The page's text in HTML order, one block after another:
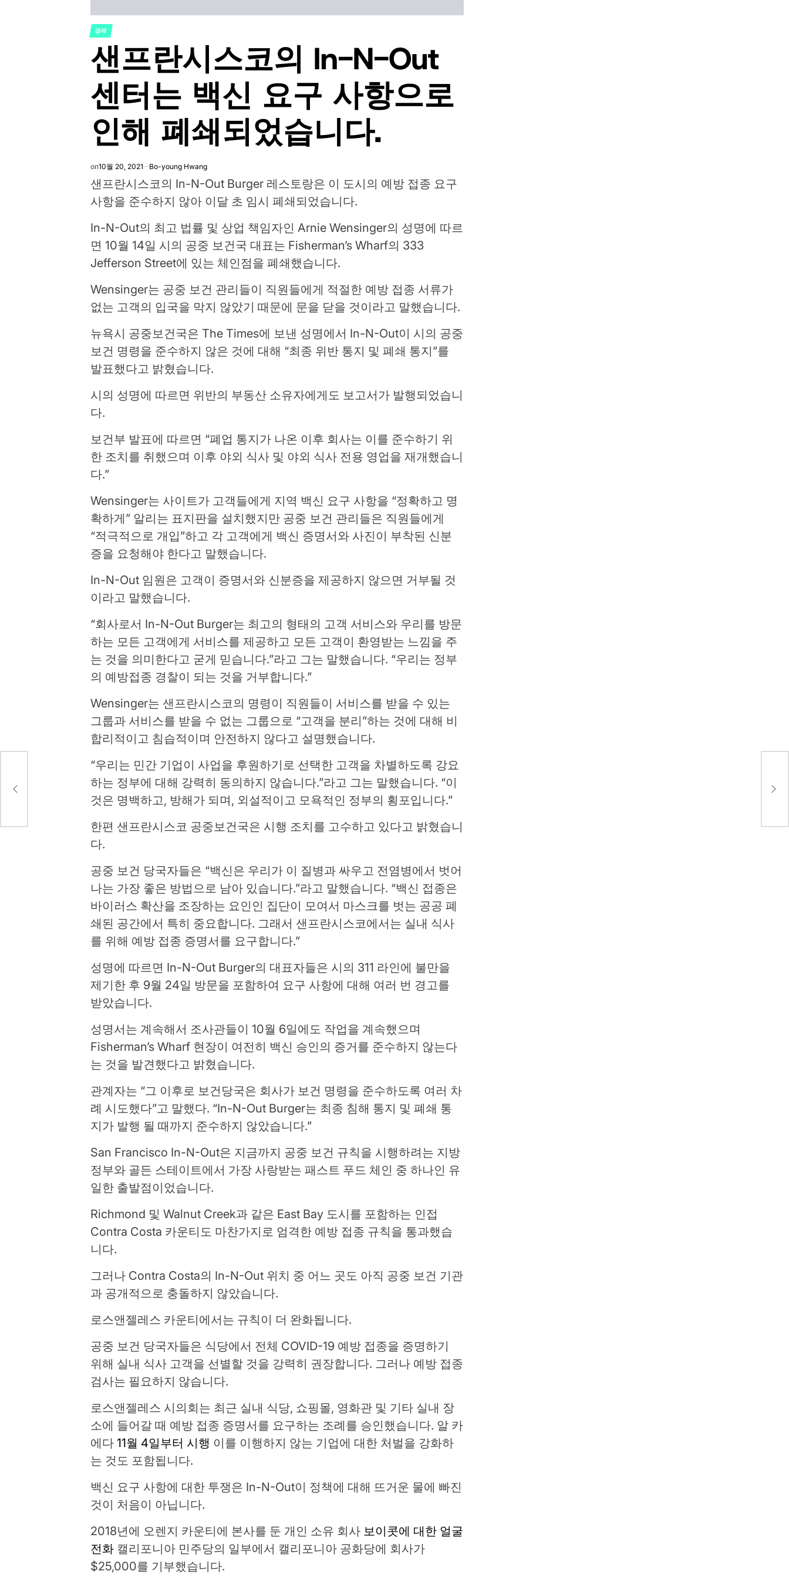
POSTED
경제
샌프란시스코의 In-N-Out
센터는 백신 요구 사항으로
인해 폐쇄되었습니다.
on10월 20, 2021 Bo-young Hwang
샌프란시스코의 In-N-Out Burger 레스토랑은 이 도시의 예방 접종 요구
사항을 준수하지 않아 이달 초 임시 폐쇄되었습니다.
In-N-Out의 최고 법률 및 상업 책임자인 Arnie Wensinger의 성명에 따르
면 10월 14일 시의 공중 보건국 대표는 Fisherman’s Wharf의 333
Jefferson Street에 있는 체인점을 폐쇄했습니다.
Wensinger는 공중 보건 관리들이 직원들에게 적절한 예방 접종 서류가
없는 고객의 입국을 막지 않았기 때문에 문을 닫을 것이라고 말했습니다.
뉴욕시 공중보건국은 The Times에 보낸 성명에서 In-N-Out이 시의 공중
보건 명령을 준수하지 않은 것에 대해 “최종 위반 통지 및 폐쇄 통지”를
발표했다고 밝혔습니다.
시의 성명에 따르면 위반의 부동산 소유자에게도 보고서가 발행되었습니
다.
보건부 발표에 따르면 “폐업 통지가 나온 이후 회사는 이를 준수하기 위
한 조치를 취했으며 이후 야외 식사 및 야외 식사 전용 영업을 재개했습니
다.”
Wensinger는 사이트가 고객들에게 지역 백신 요구 사항을 “정확하고 명
확하게” 알리는 표지판을 설치했지만 공중 보건 관리들은 직원들에게
“적극적으로 개입”하고 각 고객에게 백신 증명서와 사진이 부착된 신분
증을 요청해야 한다고 말했습니다.
In-N-Out 임원은 고객이 증명서와 신분증을 제공하지 않으면 거부될 것
이라고 말했습니다.
“회사로서 In-N-Out Burger는 최고의 형태의 고객 서비스와 우리를 방문
하는 모든 고객에게 서비스를 제공하고 모든 고객이 환영받는 느낌을 주
는 것을 의미한다고 굳게 믿습니다.”라고 그는 말했습니다. “우리는 정부
의 예방접종 경찰이 되는 것을 거부합니다.”
Wensinger는 샌프란시스코의 명령이 직원들이 서비스를 받을 수 있는
그룹과 서비스를 받을 수 없는 그룹으로 “고객을 분리”하는 것에 대해 비
합리적이고 침습적이며 안전하지 않다고 설명했습니다.
“우리는 민간 기업이 사업을 후원하기로 선택한 고객을 차별하도록 강요
하는 정부에 대해 강력히 동의하지 않습니다.”라고 그는 말했습니다. “이
것은 명백하고, 방해가 되며, 외설적이고 모욕적인 정부의 횡포입니다.”
한편 샌프란시스코 공중보건국은 시행 조치를 고수하고 있다고 밝혔습니
다.
공중 보건 당국자들은 “백신은 우리가 이 질병과 싸우고 전염병에서 벗어
나는 가장 좋은 방법으로 남아 있습니다.”라고 말했습니다. “백신 접종은
바이러스 확산을 조장하는 요인인 집단이 모여서 마스크를 벗는 공공 폐
쇄된 공간에서 특히 중요합니다. 그래서 샌프란시스코에서는 실내 식사
를 위해 예방 접종 증명서를 요구합니다.”
성명에 따르면 In-N-Out Burger의 대표자들은 시의 311 라인에 불만을
제기한 후 9월 24일 방문을 포함하여 요구 사항에 대해 여러 번 경고를
받았습니다.
성명서는 계속해서 조사관들이 10월 6일에도 작업을 계속했으며
Fisherman’s Wharf 현장이 여전히 백신 승인의 증거를 준수하지 않는다
는 것을 발견했다고 밝혔습니다.
관계자는 “그 이후로 보건당국은 회사가 보건 명령을 준수하도록 여러 차
례 시도했다”고 말했다. “In-N-Out Burger는 최종 침해 통지 및 폐쇄 통
지가 발행 될 때까지 준수하지 않았습니다.”
San Francisco In-N-Out은 지금까지 공중 보건 규칙을 시행하려는 지방
정부와 골든 스테이트에서 가장 사랑받는 패스트 푸드 체인 중 하나인 유
일한 출발점이었습니다.
Richmond 및 Walnut Creek과 같은 East Bay 도시를 포함하는 인접
Contra Costa 카운티도 마찬가지로 엄격한 예방 접종 규칙을 통과했습
니다.
그러나 Contra Costa의 In-N-Out 위치 중 어느 곳도 아직 공중 보건 기관
과 공개적으로 충돌하지 않았습니다.
로스앤젤레스 카운티에서는 규칙이 더 완화됩니다.
공중 보건 당국자들은 식당에서 전체 COVID-19 예방 접종을 증명하기
위해 실내 식사 고객을 선별할 것을 강력히 권장합니다. 그러나 예방 접종
검사는 필요하지 않습니다.
로스앤젤레스 시의회는 최근 실내 식당, 쇼핑몰, 영화관 및 기타 실내 장
소에 들어갈 때 예방 접종 증명서를 요구하는 조례를 승인했습니다. 알 카
에다11월 4일부터 시행 이를 이행하지 않는 기업에 대한 처벌을 강화하
는 것도 포함됩니다.
백신 요구 사항에 대한 투쟁은 In-N-Out이 정책에 대해 뜨거운 물에 빠진
것이 처음이 아닙니다.
2018년에 오렌지 카운티에 본사를 둔 개인 소유 회사 보이콧에 대한 얼굴
전화 캘리포니아 민주당의 일부에서 캘리포니아 공화당에 회사가
$25,000를 기부했습니다.